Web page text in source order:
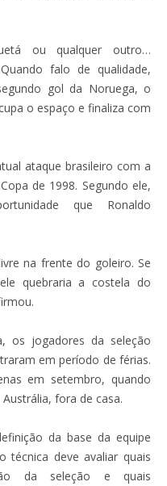
ou qualquer outro…
falo de qualidade,
gol da Noruega, o
o espaço e finaliza com
ataque brasileiro com a
de 1998. Segundo ele,
que Ronaldo
na frente do goleiro. Se
quebraria a costela do
os jogadores da seleção
em período de férias.
em setembro, quando
fora de casa.
da base da equipe
técnica deve avaliar quais
da seleção e quais